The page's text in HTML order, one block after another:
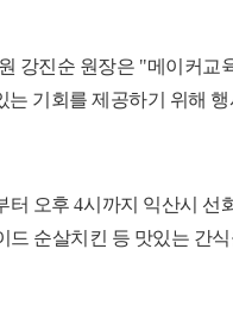
강진순 원장은 "메이커교
는 기회를 제공하기 위해
터 오후 4시까지 익산시 선
드 순살치킨 등 맛있는 간